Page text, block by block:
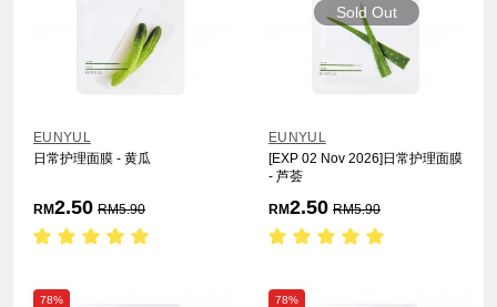
EUNYUL
日常护理面膜 - 黄瓜
RM2.50 RM5.90
Sold Out
EUNYUL
[EXP 02 Nov 2026]日常护理面膜
- 芦荟
RM2.50 RM5.90
78% 78%